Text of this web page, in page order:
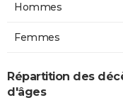
Hommes
Femmes
Répartition des
d'âges